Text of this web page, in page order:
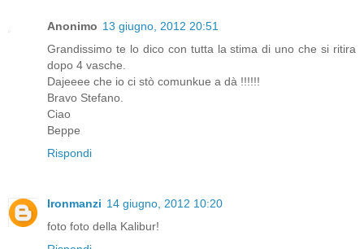
Anonimo 13 giugno, 2012 20:51
Grandissimo te lo dico con tutta la stima di uno che si ritira
dopo 4 vasche.
Dajeeee che io ci stò comunkue a dà !!!!!!
Bravo Stefano.
Ciao
Beppe
Rispondi
Ironmanzi 14 giugno, 2012 10:20
foto foto della Kalibur!